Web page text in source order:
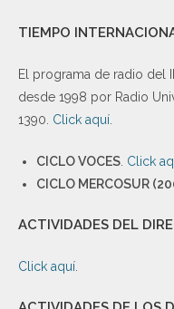
TIEMPO
El programa de radio del
desde 1998 por Radio
1390. Click aquí
CICLO VOCES Click
CICLO MERCOSUR
ACTIVIDADES DEL
Click aquí